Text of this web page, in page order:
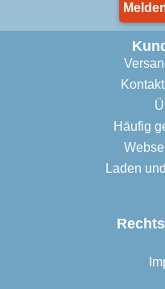
Häufig
Laden